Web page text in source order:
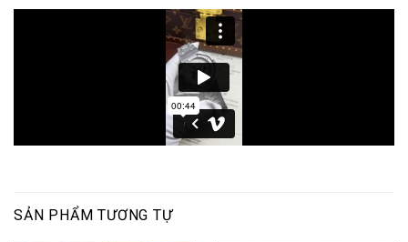
SẢN PHẨM TƯƠNG TỰ